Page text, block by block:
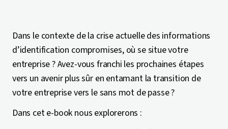
Dans le contexte de la crise actuelle des informations
d’identification compromises, où se situe votre
entreprise ? Avez-vous franchi les prochaines étapes
vers un avenir plus sûr en entamant la transition de
votre entreprise vers le sans mot de passe ?
Dans cet e-book nous explorerons :